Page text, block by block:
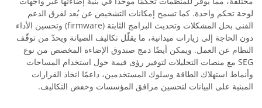
لوحة تحكم واحدة. كما تسمح إمكانات التشخيص عن بُعد لفرق الدعم
الفني بحل المشكلات وتحديث البرامج الثابتة (firmware) وتحسين الأداء
دون الحاجة إلى زيارات ميدانية، ما يقلّل تكاليف الصيانة ويحدّ من توقّف
النظام عن العمل. ويمكن أيضًا دمج صندوق الإضاءة المخصص من نوع
SEG مع منصات التحليلات لتوفير رؤى قيمة حول استخدام المساحات
وأنماط استهلاك الطاقة وسلوك المستخدمين، داعمًا اتخاذ القرارات
المبنية على البيانات لتحسين مرافق المؤسسات وخفض التكاليف.